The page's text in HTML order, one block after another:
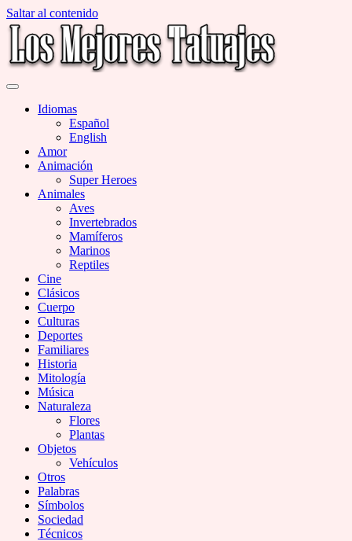
Saltar al contenido
Miles de Imágenes de Tatuajes en Galerías
Idiomas
Español
English
Amor
Animación
Super Heroes
Animales
Aves
Invertebrados
Mamíferos
Marinos
Reptiles
Cine
Clásicos
Cuerpo
Culturas
Deportes
Familiares
Historia
Mitología
Música
Naturaleza
Flores
Plantas
Objetos
Vehículos
Otros
Palabras
Símbolos
Sociedad
Técnicos